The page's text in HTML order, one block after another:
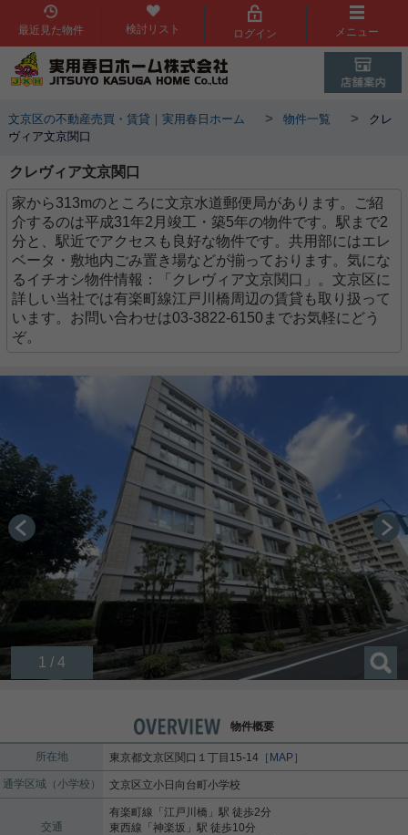
最近見た物件 検討リスト ログイン メニュー
文京区の不動産売買・賃貸｜実用春日ホーム > 物件一覧 >
クレ
ヴィア文京関口
クレヴィア文京関口
家から313mのところに文京水道郵便局があります。ご紹
介するのは平成31年2月竣工・築5年の物件です。駅まで2
分と、駅近でアクセスも良好な物件です。共用部にはエレ
ベータ・敷地内ごみ置き場などが揃っております。気にな
るイチオシ物件情報：「クレヴィア文京関口」。文京区に
詳しい当社では有楽町線江戸川橋周辺の賃貸も取り扱って
います。お問い合わせは03-3822-6150までお気軽にどう
ぞ。
1 / 4
物件概要
所在地 東京都文京区 関口 １丁目15-14 ［MAP］
通学区域（小学校） 文京区立小日向台町小学校
交通
有楽町線 「江戸川橋 」駅 徒歩2分
東西線 「神楽坂 」駅 徒歩10分